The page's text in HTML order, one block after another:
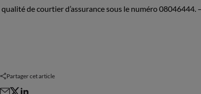
qualité de courtier d’assurance sous le numéro 08046444.
Partager cet article